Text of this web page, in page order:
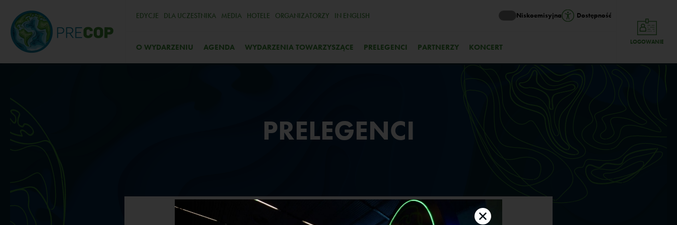
EDYCJE DLA UCZESTNIKA MEDIA HOTELE ORGANIZATORZY IN ENGLISH Niskoemisyjna Dostępność
O WYDARZENIU AGENDA WYDARZENIA TOWARZYSZĄCE PRELEGENCI PARTNERZY KONCERT
LOGOWANIE
PRELEGENCI